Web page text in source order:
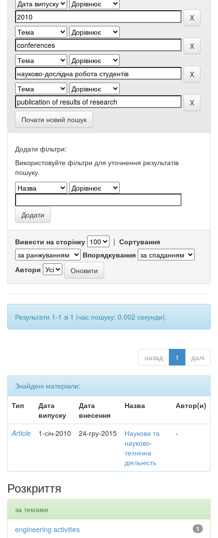
Почати новий пошук
Додати фільтри:
Використовуйте фільтри для уточнення результатів
пошуку.
Вивести на сторінку | Сортування
Впорядкування
Автори
Результати 1-1 зі 1 (час пошуку: 0.002 секунди).
назад 1 далі
Знайдені матеріали:
Тип
Дата
випуску
Дата
внесення
Назва Автор(и)
Article 1-січ-2010 24-гру-2015
Наукова та
науково-
технічна
діяльність
-
Розкриття
за темами
1
engineering activities